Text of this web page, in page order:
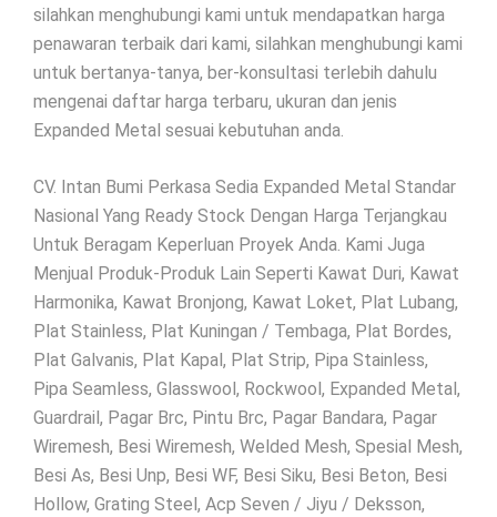
silahkan menghubungi kami untuk mendapatkan harga
penawaran terbaik dari kami, silahkan menghubungi kami
untuk bertanya-tanya, ber-konsultasi terlebih dahulu
mengenai daftar harga terbaru, ukuran dan jenis
Expanded Metal sesuai kebutuhan anda.
CV. Intan Bumi Perkasa Sedia Expanded Metal Standar
Nasional Yang Ready Stock Dengan Harga Terjangkau
Untuk Beragam Keperluan Proyek Anda. Kami Juga
Menjual Produk-Produk Lain Seperti Kawat Duri, Kawat
Harmonika, Kawat Bronjong, Kawat Loket, Plat Lubang,
Plat Stainless, Plat Kuningan / Tembaga, Plat Bordes,
Plat Galvanis, Plat Kapal, Plat Strip, Pipa Stainless,
Pipa Seamless, Glasswool, Rockwool, Expanded Metal,
Guardrail, Pagar Brc, Pintu Brc, Pagar Bandara, Pagar
Wiremesh, Besi Wiremesh, Welded Mesh, Spesial Mesh,
Besi As, Besi Unp, Besi WF, Besi Siku, Besi Beton, Besi
Hollow, Grating Steel, Acp Seven / Jiyu / Deksson,